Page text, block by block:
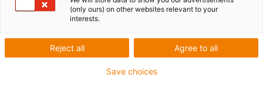
Produktsuche mit CAD-Upload
(only ours) on other websites relevant to your
interests.
Agree to all
Reject all
Save choices